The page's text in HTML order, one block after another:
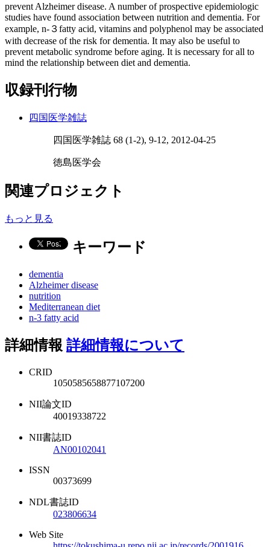
prevent Alzheimer disease. A number of prospective epidemiologic
studies have found association between nutrition and dementia. For
example, n‐３fatty acid, vitamins and polyphenol may be associated
with decrease of the risk for dementia. It may also be useful to
prevent metabolic syndrome before aging. It is necessary for all to
mind the relationship between diet and dementia.
収録刊行物
四国医学雑誌
四国医学雑誌 68 (1-2), 9-12, 2012-04-25
徳島医学会
関連プロジェクト
もっと見る
キーワード
dementia
Alzheimer disease
nutrition
Mediterranean diet
n‐3 fatty acid
詳細情報 詳細情報について
CRID
1050585658877107200
NII論文ID
40019338722
NII書誌ID
AN00102041
ISSN
00373699
NDL書誌ID
023806634
Web Site